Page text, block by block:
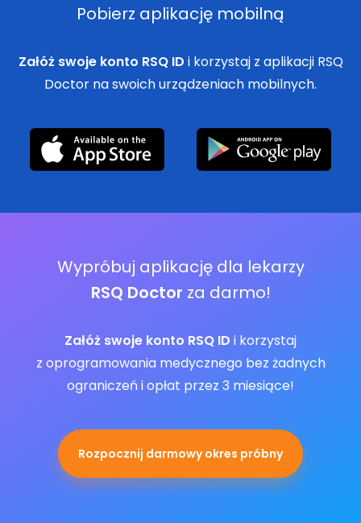
Pobierz aplikację mobilną
Załóż swoje konto RSQ ID i korzystaj z aplikacji RSQ
Doctor na swoich urządzeniach mobilnych.
Wypróbuj aplikację dla lekarzy
RSQ Doctor za darmo!
Załóż swoje konto RSQ ID i korzystaj
z oprogramowania medycznego bez żadnych
ograniczeń i opłat przez 3 miesiące!
Rozpocznij darmowy okres próbny